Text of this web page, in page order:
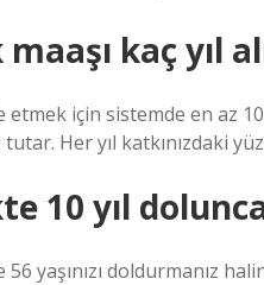
kaç yıl
etmek için sistemde en az
tutar. Her yıl katkınızdaki
10 yıl
56 yaşınızı doldurmanız